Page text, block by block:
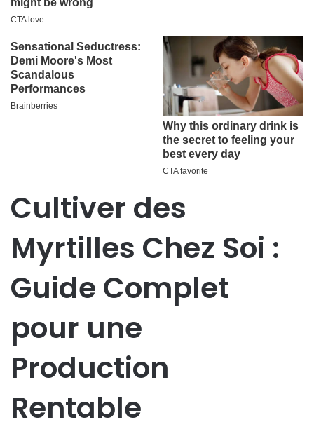
Cultiver des
Myrtilles Chez Soi :
Guide Complet
pour une
Production
Rentable